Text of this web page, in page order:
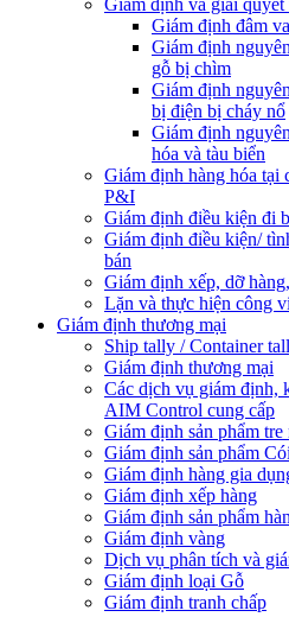
Giám định đâm
Giám định
gỗ bị chìm
Giám định
bị điện bị cháy nổ
Giám định
hóa và tàu biển
Giám định hàng hóa tại
P&I
Giám định điều kiện đi
Giám định điều kiện/
bán
Giám định xếp, dỡ
Lặn và thực hiện công
Giám định thương mại
Ship tally / Container
Giám định thương mại
Các dịch vụ giám định,
AIM Control cung cấp
Giám định sản phẩm tre
Giám định sản phẩm
Giám định hàng gia
Giám định xếp hàng
Giám định sản phẩm
Giám định vàng
Dịch vụ phân tích và
Giám định loại Gỗ
Giám định tranh chấp